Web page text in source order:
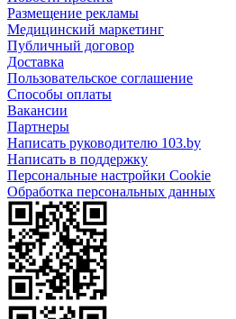
Размещение рекламы
Медицинский маркетинг
Публичный договор
Доставка
Пользовательское соглашение
Способы оплаты
Вакансии
Партнеры
Написать руководителю 103.by
Написать в поддержку
Персональные настройки Cookie
Обработка персональных данных